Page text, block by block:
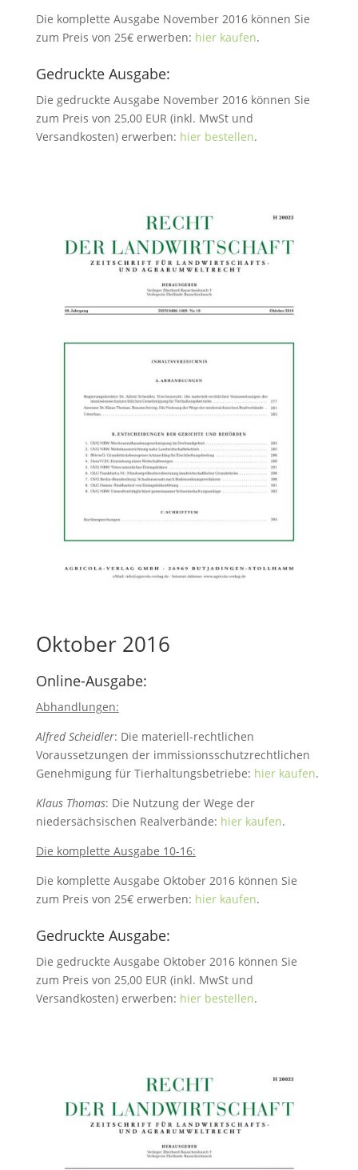
Die komplette Ausgabe November 2016 können Sie
zum Preis von 25€ erwerben: hier kaufen.
Gedruckte Ausgabe:
Die gedruckte Ausgabe November 2016 können Sie
zum Preis von 25,00 EUR (inkl. MwSt und
Versandkosten) erwerben: hier bestellen.
Oktober 2016
Online-Ausgabe:
Abhandlungen:
Alfred Scheidler: Die materiell-rechtlichen
Voraussetzungen der immissionsschutzrechtlichen
Genehmigung für Tierhaltungsbetriebe: hier kaufen.
Klaus Thomas: Die Nutzung der Wege der
niedersächsischen Realverbände: hier kaufen.
Die komplette Ausgabe 10-16:
Die komplette Ausgabe Oktober 2016 können Sie
zum Preis von 25€ erwerben: hier kaufen.
Gedruckte Ausgabe:
Die gedruckte Ausgabe Oktober 2016 können Sie
zum Preis von 25,00 EUR (inkl. MwSt und
Versandkosten) erwerben: hier bestellen.